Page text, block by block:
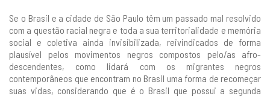
Se o Brasil e a cidade de São Paulo têm um passado mal resolvido
com a questão racial negra e toda a sua territorialidade e memória
social e coletiva ainda invisibilizada, reivindicados de forma
plausível pelos movimentos negros compostos pelo/as afro-
descendentes, como lidará com os migrantes negros
contemporâneos que encontram no Brasil uma forma de recomeçar
suas vidas, considerando que é o Brasil que possui a segunda